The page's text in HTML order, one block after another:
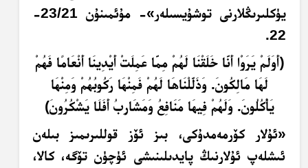
يۈكلىرىڭلارنى توشۇيسىلەر»- مۇئمىنۇن 23/21-
22.
﴿أَوَلَمْ يَرَوْا أَنَّا خَلَقْنَا لَهُمْ مِمَّا عَمِلَتْ أَيْدِينَا أَنْعَامًا فَهُمْ
لَهَا مَالِكُونَ. وَذَلَّلْنَاهَا لَهُمْ فَمِنْهَا رَكُوبُهُمْ وَمِنْهَا
يَأْكُلُونَ. وَلَهُمْ فِيهَا مَنَافِعُ وَمَشَارِبُ أَفَلَا يَشْكُرُونَ﴾
«ئۇلار كۆرمەمدۇكى، بىز ئۆز قوللىرىمىز بىلەن
ئىشلەپ ئۇلارنىڭ پايدىلىنىشى ئۈچۈن تۆگە، كالا،